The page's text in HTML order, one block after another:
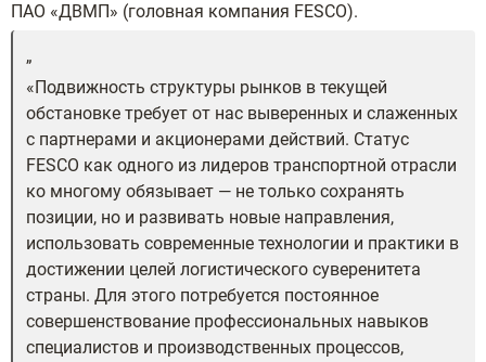
ПАО «ДВМП» (головная компания FESCO).
«Подвижность структуры рынков в текущей
обстановке требует от нас выверенных и слаженных
с партнерами и акционерами действий. Статус
FESCO как одного из лидеров транспортной отрасли
ко многому обязывает — не только сохранять
позиции, но и развивать новые направления,
использовать современные технологии и практики в
достижении целей логистического суверенитета
страны. Для этого потребуется постоянное
совершенствование профессиональных навыков
специалистов и производственных процессов,